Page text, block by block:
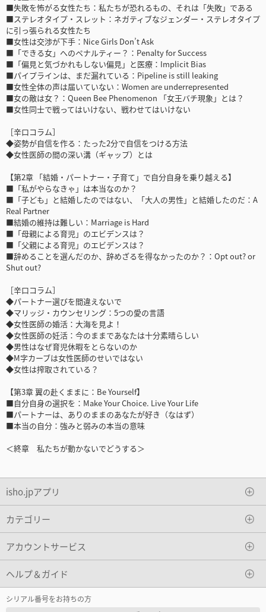
■失敗を怖がる女性たち：私たちが恐れるもの、それは「失敗」である
■ステレオタイプ・スレット：ネガティブなジェンダー・ステレオタイプ
に引っ張られる女性たち
■女性は交渉が下手：Nice Girls Don’t Ask
■「できる女」へのペナルティー？：Penalty for Success
■「偏見と気づかれもしない偏見」と医療：Implicit Bias
■パイプラインは、まだ漏れている：Pipeline is still leaking
■女性全体の声は届いていない：Women are underrepresented
■女の敵は女？：Queen Bee Phenomenon 「女王バチ現象」とは？
■女性同士で戦ってはいけない、戦わせてはいけない
［辛口コラム］
◆姿勢が自信を作る：たった2分で自信をつける方法
◆女性医師の間の深い溝（ギャップ）とは
【第2章 「結婚・パートナー・子育て」で自分自身を乗り越える】
■「私がやらなきゃ」は本当なのか？
■「子ども」と結婚したのではない、「大人の男性」と結婚したのだ：A
Real Partner
■結婚の維持は難しい：Marriage is Hard
■「母親による育児」のエビデンスは？
■「父親による育児」のエビデンスは？
■辞めることを選んだのか、辞めざるを得なかったのか？：Opt out? or
Shut out?
［辛口コラム］
◆パートナー選びを間違えないで
◆マリッジ・カウンセリング：5つの愛の言語
◆女性医師の婚活：大海を見よ！
◆女性医師の妊活：今のままであなたは十分素晴らしい
◆男性はなぜ育児休暇をとらないのか
◆M字カーブは女性医師のせいではない
◆女性は搾取されている？
【第3章 翼の赴くままに：Be Yourself】
■自分自身の選択を：Make Your Choice. Live Your Life
■パートナーは、ありのままのあなたが好き（なはず）
■本当の自分：強みと弱みの本当の意味
＜終章 私たちが動かないでどうする＞
isho.jpアプリ
カテゴリー
アカウントサービス
ヘルプ＆ガイド
シリアル番号をお持ちの方